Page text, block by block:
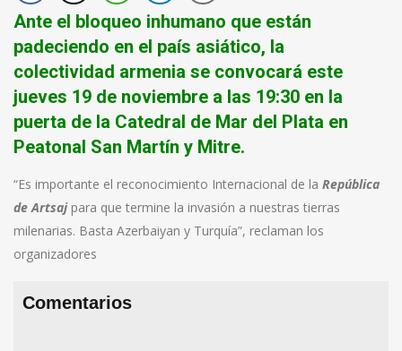
Ante el bloqueo inhumano que están
padeciendo en el país asiático, la
colectividad armenia se convocará este
jueves 19 de noviembre a las 19:30 en la
puerta de la Catedral de Mar del Plata en
Peatonal San Martín y Mitre.
“Es importante el reconocimiento Internacional de la República
de Artsaj para que termine la invasión a nuestras tierras
milenarias. Basta Azerbaiyan y Turquía”, reclaman los
organizadores
Comentarios